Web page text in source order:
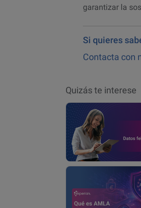
garantizar la
Si quieres
Contacta con
Quizás te interese